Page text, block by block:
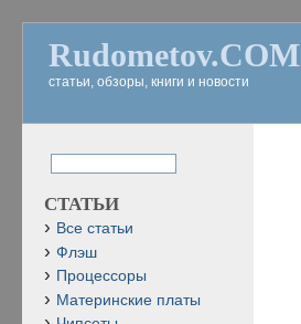
Rudometov.COM
статьи, обзоры, книги и новости
СТАТЬИ
Все статьи
Флэш
Процессоры
Материнские платы